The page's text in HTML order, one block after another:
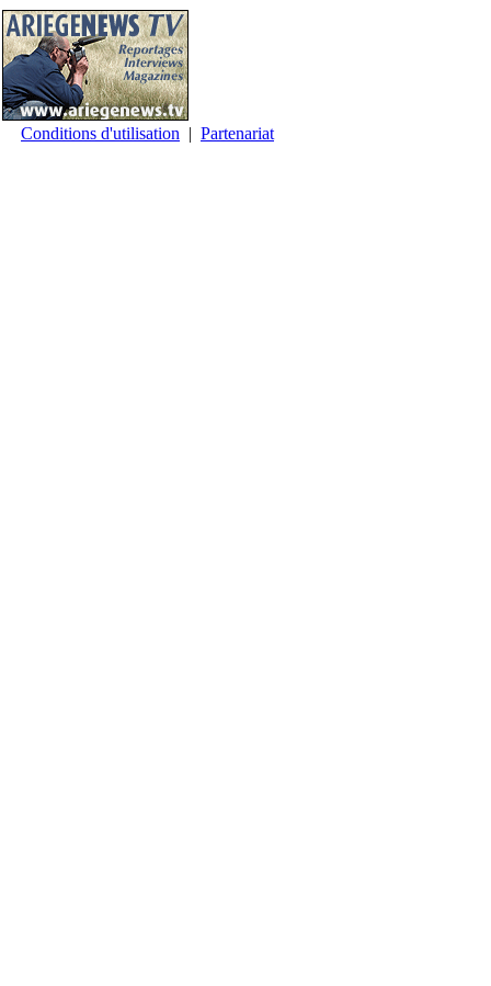
Conditions d'utilisation | Partenariat